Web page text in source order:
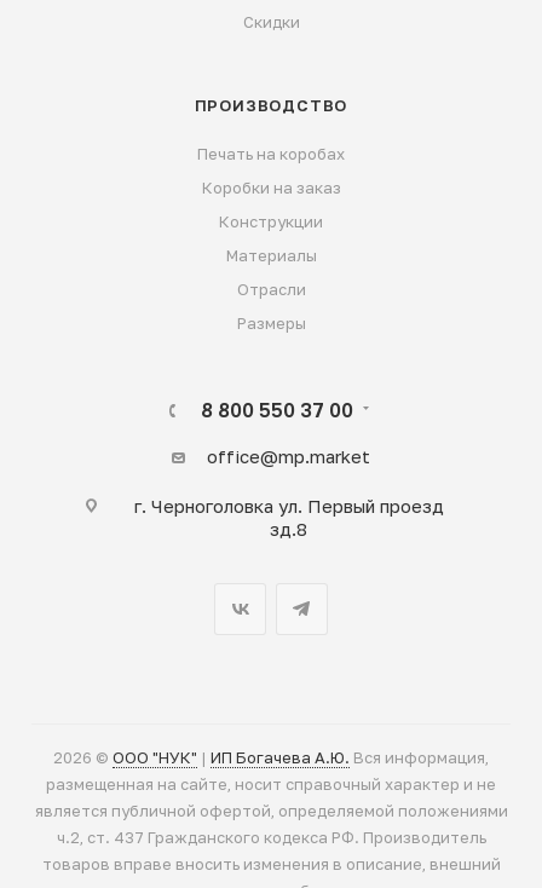
Скидки
ПРОИЗВОДСТВО
Печать на коробах
Коробки на заказ
Конструкции
Материалы
Отрасли
Размеры
8 800 550 37 00
office@mp.market
г. Черноголовка ул. Первый проезд
зд.8
2026 © ООО "НУК" | ИП Богачева А.Ю. Вся информация,
размещенная на сайте, носит справочный характер и не
является публичной офертой, определяемой положениями
ч.2, ст. 437 Гражданского кодекса РФ. Производитель
товаров вправе вносить изменения в описание, внешний